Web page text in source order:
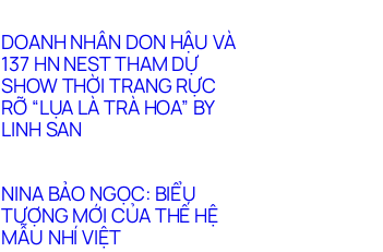
DOANH NHÂN DON HẬU VÀ
137 HN NEST THAM DỰ
SHOW THỜI TRANG RỰC
RỠ “LỤA LÀ TRÀ HOA” BY
LINH SAN
NINA BẢO NGỌC: BIỂU
TƯỢNG MỚI CỦA THẾ HỆ
MẪU NHÍ VIỆT